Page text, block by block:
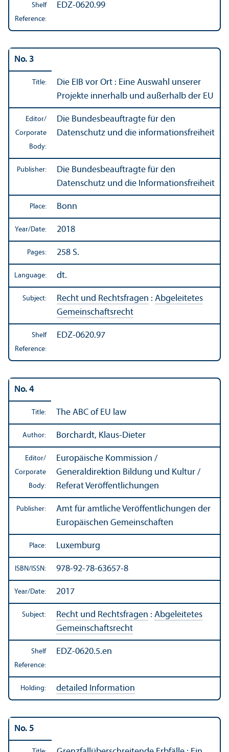
Shelf
Reference:
EDZ-0620.99
No. 3
Title:
Die EIB vor Ort : Eine Auswahl unserer
Projekte innerhalb und außerhalb der EU
Editor/
Corporate
Body:
Die Bundesbeauftragte für den
Datenschutz und die informationsfreiheit
Publisher:
Die Bundesbeauftragte für den
Datenschutz und die Informationsfreiheit
Place: Bonn
Year/Date: 2018
Pages: 258 S.
Language: dt.
Subject: Recht und Rechtsfragen : Abgeleitetes
Gemeinschaftsrecht
Shelf
Reference:
EDZ-0620.97
No. 4
Title: The ABC of EU law
Author: Borchardt, Klaus-Dieter
Editor/
Corporate
Body:
Europäische Kommission /
Generaldirektion Bildung und Kultur /
Referat Veröffentlichungen
Publisher:
Amt für amtliche Veröffentlichungen der
Europäischen Gemeinschaften
Place: Luxemburg
ISBN/ISSN: 978-92-78-63657-8
Year/Date: 2017
Subject: Recht und Rechtsfragen : Abgeleitetes
Gemeinschaftsrecht
Shelf
Reference:
EDZ-0620.5.en
Holding: detailed Information
No. 5